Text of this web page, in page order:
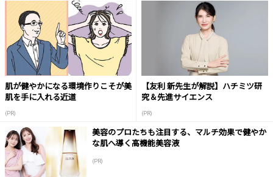
肌が健やかになる環境作りこそが美
肌を手に入れる近道
(PR)
【友利 新先生が解説】ハチミツ研
究＆先進サイエンス
(PR)
美容のプロたちも注目する、マルチ効果で健やか
な肌へ導く高機能美容液
(PR)